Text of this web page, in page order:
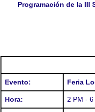
Programación de la III
Evento: Feria
Hora: 2 PM - 6